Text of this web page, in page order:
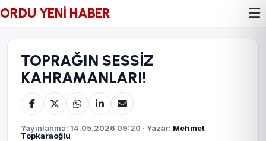
ORDU YENİ HABER
TOPRAĞIN SESSİZ
KAHRAMANLARI!
Yayınlanma: 14.05.2026 09:20 · Yazar: Mehmet
Topkaraoğlu